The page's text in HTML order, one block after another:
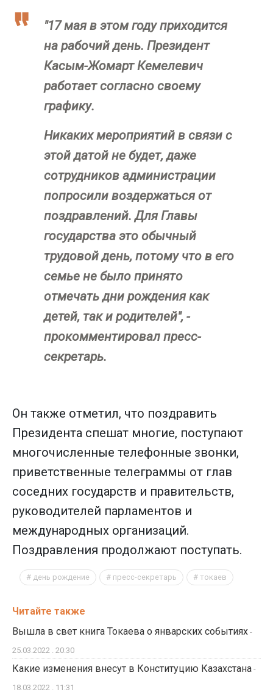
"17 мая в этом году приходится
на рабочий день. Президент
Касым-Жомарт Кемелевич
работает согласно своему
графику.
Никаких мероприятий в связи с
этой датой не будет, даже
сотрудников администрации
попросили воздержаться от
поздравлений. Для Главы
государства это обычный
трудовой день, потому что в его
семье не было принято
отмечать дни рождения как
детей, так и родителей", -
прокомментировал пресс-
секретарь.
Он также отметил, что поздравить
Президента спешат многие, поступают
многочисленные телефонные звонки,
приветственные телеграммы от глав
соседних государств и правительств,
руководителей парламентов и
международных организаций.
Поздравления продолжают поступать.
день рождение пресс-секретарь токаев
Читайте также
Вышла в свет книга Токаева о январских событиях -
25.03.2022 . 20:30
Какие изменения внесут в Конституцию Казахстана -
18.03.2022 . 11:31